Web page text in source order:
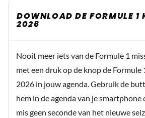
DOWNLOAD DE FORMULE 1
2026
Nooit meer iets van de Formule 1
met een druk op de knop de Formule
2026 in jouw agenda. Gebruik de
hem in de agenda van je smartphone
mis geen seconde van het nieuwe